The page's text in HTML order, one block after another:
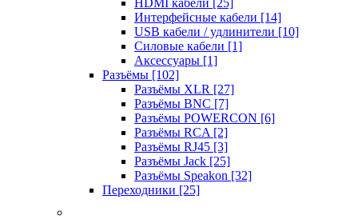
HDMI кабели [25]
Интерфейсные кабели [14]
USB кабели / удлинители [10]
Силовые кабели [1]
Аксессуары [1]
Разъёмы [102]
Разъёмы XLR [27]
Разъёмы BNC [7]
Разъёмы POWERCON [6]
Разъёмы RCA [2]
Разъёмы RJ45 [3]
Разъёмы Jack [25]
Разъёмы Speakon [32]
Переходники [25]